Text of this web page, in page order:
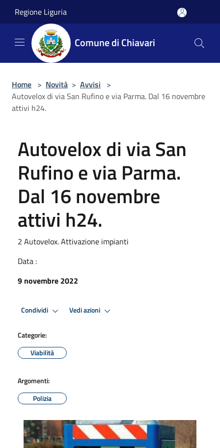
Regione Liguria
Comune di Chiavari
Home > Novità > Avvisi >
Autovelox di via San Rufino e via Parma. Dal 16 novembre
attivi h24.
Autovelox di via San
Rufino e via Parma.
Dal 16 novembre
attivi h24.
2 Autovelox. Attivazione impianti
Data :
9 novembre 2022
Condividi Vedi azioni
Categorie:
Viabilità
Argomenti:
Polizia